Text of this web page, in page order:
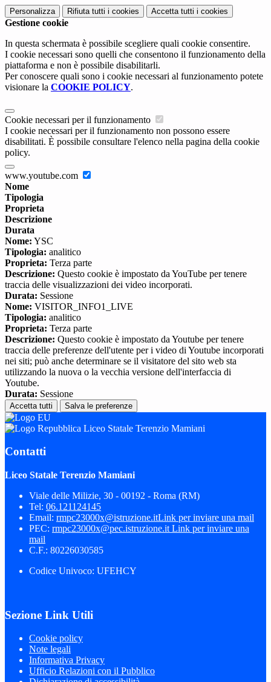
Personalizza Rifiuta tutti i cookies Accetta tutti i cookies
Gestione cookie
In questa schermata è possibile scegliere quali cookie consentire.
I cookie necessari sono quelli che consentono il funzionamento della
piattaforma e non è possibile disabilitarli.
Per conoscere quali sono i cookie necessari al funzionamento potete
visionare la COOKIE POLICY.
Cookie necessari per il funzionamento
I cookie necessari per il funzionamento non possono essere
disabilitati. È possibile consultare l'elenco nella pagina della cookie
policy.
www.youtube.com
Nome
Tipologia
Proprieta
Descrizione
Durata
Nome: YSC
Tipologia: analitico
Proprieta: Terza parte
Descrizione: Questo cookie è impostato da YouTube per tenere
traccia delle visualizzazioni dei video incorporati.
Durata: Sessione
Nome: VISITOR_INFO1_LIVE
Tipologia: analitico
Proprieta: Terza parte
Descrizione: Questo cookie è impostato da Youtube per tenere
traccia delle preferenze dell'utente per i video di Youtube incorporati
nei siti; può anche determinare se il visitatore del sito web sta
utilizzando la nuova o la vecchia versione dell'interfaccia di
Youtube.
Durata: Sessione
Accetta tutti Salva le preferenze
Liceo Statale Terenzio Mamiani
Contatti
Liceo Statale Terenzio Mamiani
Viale delle Milizie, 30 - 00192 - Roma (RM)
Tel: 06.121124145
Email: rmpc23000x@istruzione.itLink per inviare una mail
PEC: rmpc23000x@pec.istruzione.it Link per inviare una
mail
C.F.: 80226030585
Codice Univoco: UFEHCY
Sezione Link Utili
Cookie policy
Note legali
Informativa Privacy
Ufficio Relazioni con il Pubblico